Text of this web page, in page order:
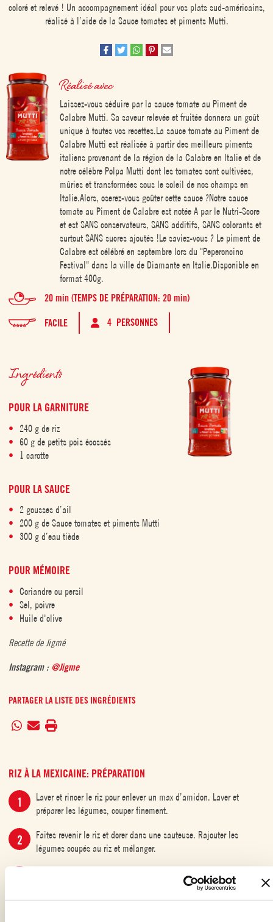
coloré et relevé ! Un accompagnement idéal pour vos plats sud-américains,
réalisé à l’aide de la Sauce tomates et piments Mutti.
Réalisé avec
Laissez-vous séduire par la sauce tomate au Piment de
Calabre Mutti. Sa saveur relevée et fruitée donnera un goût
unique à toutes vos recettes.La sauce tomate au Piment de
Calabre Mutti est réalisée à partir des meilleurs piments
italiens provenant de la région de la Calabre en Italie et de
notre célèbre Polpa Mutti dont les tomates sont cultivées,
mûries et transformées sous le soleil de nos champs en
Italie.Alors, oserez-vous goûter cette sauce ?Notre sauce
tomate au Piment de Calabre est notée A par le Nutri-Score
et est SANS conservateurs, SANS additifs, SANS colorants et
surtout SANS sucres ajoutés !Le saviez-vous ? Le piment de
Calabre est célébré en septembre lors du "Peperoncino
Festival" dans la ville de Diamante en Italie.Disponible en
format 400g.
20 min (TEMPS DE PRÉPARATION: 20 min)
FACILE 4 PERSONNES
Ingrédients
POUR LA GARNITURE
240 g de riz
60 g de petits pois écossés
1 carotte
POUR LA SAUCE
2 gousses d’ail
200 g de Sauce tomates et piments Mutti
300 g d’eau tiède
POUR MÉMOIRE
Coriandre ou persil
Sel, poivre
Huile d'olive
Recette de Jigmé
Instagram : @Jigme
PARTAGER LA LISTE DES INGRÉDIENTS
RIZ À LA MEXICAINE: PRÉPARATION
Laver et rincer le riz pour enlever un max d’amidon. Laver et
préparer les légumes, couper finement.
Faites revenir le riz et dorer dans une sauteuse. Rajouter les
légumes coupés au riz et mélanger.
mixer la sauce tomate avec de l’eau tiède et de l’ail.